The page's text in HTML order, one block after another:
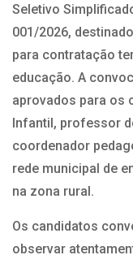
Seletivo
001/2026,
para contratação
educação. A
aprovados para os
Infantil, professor
coordenador
rede municipal de
na zona rural.
Os candidatos
observar